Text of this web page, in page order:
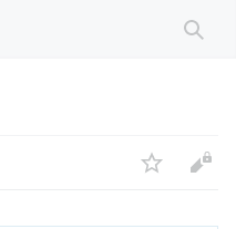
Suivre